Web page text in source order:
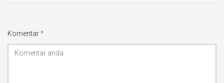
Komentar*